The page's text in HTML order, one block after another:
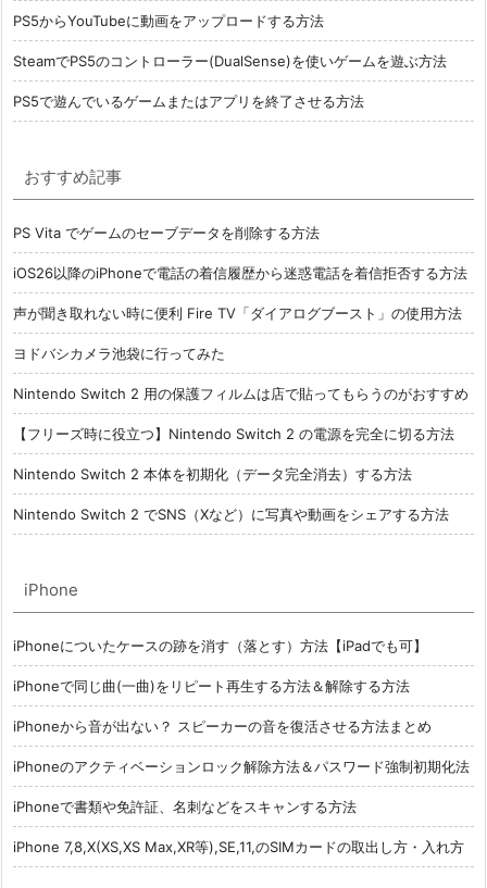
PS5からYouTubeに動画をアップロードする方法
SteamでPS5のコントローラー(DualSense)を使いゲームを遊ぶ方法
PS5で遊んでいるゲームまたはアプリを終了させる方法
おすすめ記事
PS Vita でゲームのセーブデータを削除する方法
iOS26以降のiPhoneで電話の着信履歴から迷惑電話を着信拒否する方法
声が聞き取れない時に便利 Fire TV「ダイアログブースト」の使用方法
ヨドバシカメラ池袋に行ってみた
Nintendo Switch 2 用の保護フィルムは店で貼ってもらうのがおすすめ
【フリーズ時に役立つ】Nintendo Switch 2 の電源を完全に切る方法
Nintendo Switch 2 本体を初期化（データ完全消去）する方法
Nintendo Switch 2 でSNS（Xなど）に写真や動画をシェアする方法
iPhone
iPhoneについたケースの跡を消す（落とす）方法【iPadでも可】
iPhoneで同じ曲(一曲)をリピート再生する方法＆解除する方法
iPhoneから音が出ない？ スピーカーの音を復活させる方法まとめ
iPhoneのアクティベーションロック解除方法＆パスワード強制初期化法
iPhoneで書類や免許証、名刺などをスキャンする方法
iPhone 7,8,X(XS,XS Max,XR等),SE,11,のSIMカードの取出し方・入れ方